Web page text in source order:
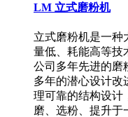
LM 立式磨粉机
立式磨粉机是一种
量低、耗能高等技
公司多年先进的磨
多年的潜心设计改
理可靠的结构设计
磨、选粉、提升于